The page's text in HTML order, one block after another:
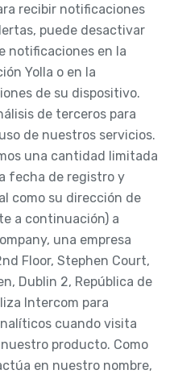
recibir notificaciones
puede desactivar
notificaciones en la
Yolla o en la
de su dispositivo.
de terceros para
de nuestros servicios.
una cantidad limitada
fecha de registro y
como su dirección de
a continuación) a
una empresa
Floor, Stephen Court,
Dublin 2, República de
Intercom para
cuando visita
producto. Como
en nuestro nombre,